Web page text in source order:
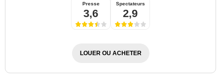
Presse
3,6
Spectateurs
2,9
LOUER OU ACHETER